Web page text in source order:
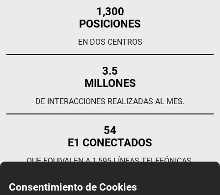
1,300
POSICIONES
EN DOS CENTROS
3.5
MILLONES
DE INTERACCIONES REALIZADAS AL MES.
54
E1 CONECTADOS
QUE EQUIVALEN A 1,595 LÍNEAS TELEFÓNICAS.
Consentimiento de Cookies